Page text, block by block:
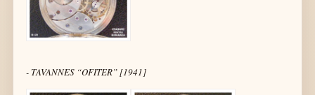
- TAVANNES “OFITER” [1941]